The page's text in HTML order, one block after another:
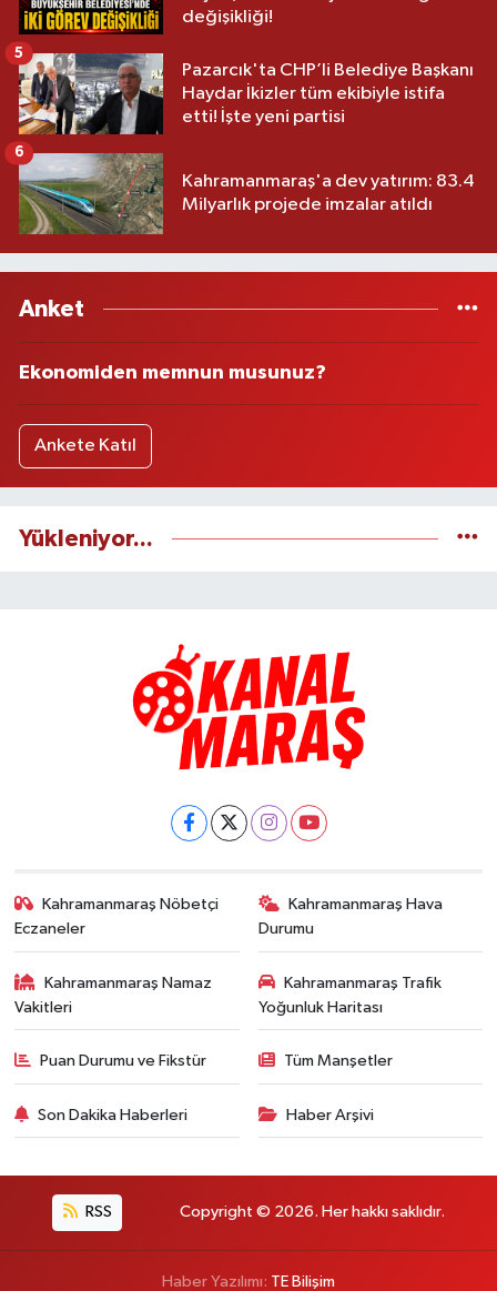
değişikliği!
Pazarcık'ta CHP’li Belediye Başkanı
Haydar İkizler tüm ekibiyle istifa
etti! İşte yeni partisi
5
Kahramanmaraş'a dev yatırım: 83.4
Milyarlık projede imzalar atıldı
6
Anket
Ekonomiden memnun musunuz?
Ankete Katıl
Yükleniyor...
Kahramanmaraş Nöbetçi
Eczaneler
Kahramanmaraş Hava
Durumu
Kahramanmaraş Namaz
Vakitleri
Kahramanmaraş Trafik
Yoğunluk Haritası
Puan Durumu ve Fikstür Tüm Manşetler
Son Dakika Haberleri Haber Arşivi
RSS Copyright © 2026. Her hakkı saklıdır.
Haber Yazılımı: TE Bilişim